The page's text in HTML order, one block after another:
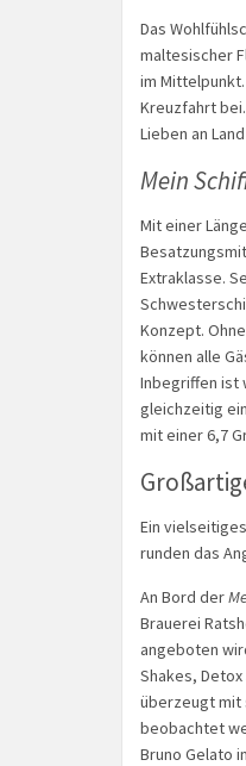
Das
maltesischer
im
Kreuzfahrt
Lieben an
Mein
Mit einer
Extraklasse.
Konzept.
können alle
Inbegriffen ist
gleichzeitig
mit einer 6,7
Ein
runden das
An Bord der
Brauerei
angeboten
Shakes,
überzeugt mit
beobachtet
Bruno Gelato